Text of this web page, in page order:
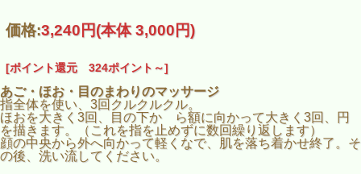
価格:3,240円(本体 3,000円)
[ポイント還元 324ポイント～]
あご・ほお・目のまわりのマッサージ
指全体を使い、3回クルクルクル。
ほおを大きく3回、目の下か ら額に向かって大きく3回、円
を描きます。（これを指を止めずに数回繰り返します）
顔の中央から外へ向かって軽くなで、肌を落ち着かせ終了。そ
の後、洗い流してください。